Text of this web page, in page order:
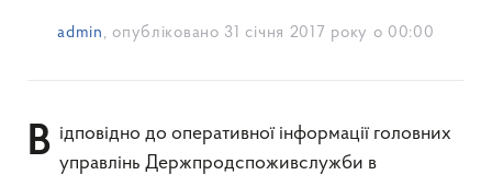
admin , опубліковано 31 січня 2017 року о 00:00
Відповідно до оперативної інформації головних управлінь Держпродспоживслужби в